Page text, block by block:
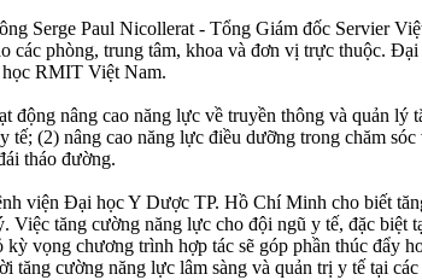
Serge Paul Nicollerat - Tổng Giám đốc Servier
phòng, trung tâm, khoa và đơn vị trực thuộc.
RMIT Việt Nam.
nâng cao năng lực về truyền thông và quản
(2) nâng cao năng lực điều dưỡng trong chăm
tháo đường.
viện Đại học Y Dược TP. Hồ Chí Minh cho biết
tăng cường năng lực cho đội ngũ y tế, đặc biệt
vọng chương trình hợp tác sẽ góp phần thúc đẩy
cường năng lực lâm sàng và quản trị y tế tại